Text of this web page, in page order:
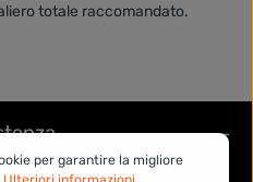
totale raccomandato.
per garantire la migliore